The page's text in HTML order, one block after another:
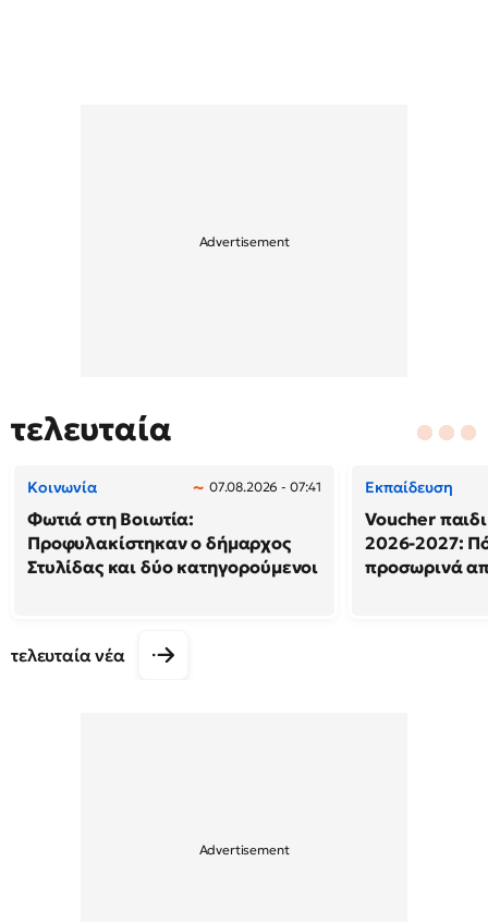
τελευταία
Κοινωνία 07.08.2026 - 07:41
Φωτιά στη Βοιωτία:
Προφυλακίστηκαν ο δήμαρχος
Στυλίδας και δύο κατηγορούμενοι
Εκπαίδευση
Voucher
2026-2027:
προσωρινά
τελευταία νέα